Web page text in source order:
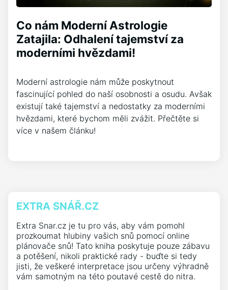
Co nám Moderní Astrologie
Zatajila: Odhalení tajemství za
moderními hvězdami!
Moderní astrologie nám může poskytnout
fascinující pohled do naší osobnosti a osudu. Avšak
existují také tajemství a nedostatky za moderními
hvězdami, které bychom měli zvážit. Přečtěte si
více v našem článku!
EXTRA SNÁŘ.CZ
Extra Snar.cz je tu pro vás, aby vám pomohl
prozkoumat hlubiny vašich snů pomocí online
plánovače snů! Tato kniha poskytuje pouze zábavu
a potěšení, nikoli praktické rady - buďte si tedy
jisti, že veškeré interpretace jsou určeny výhradně
vám samotným na této poutavé cestě do nitra.